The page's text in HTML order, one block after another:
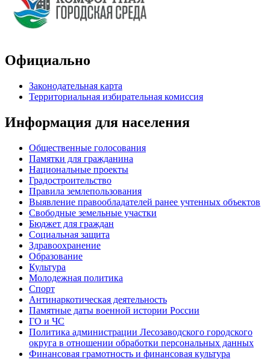
Официально
Законодательная карта
Территориальная избирательная комиссия
Информация для населения
Общественные голосования
Памятки для гражданина
Национальные проекты
Градостроительство
Правила землепользования
Выявление правообладателей ранее учтенных объектов
Свободные земельные участки
Бюджет для граждан
Социальная защита
Здравоохранение
Образование
Культура
Молодежная политика
Спорт
Антинаркотическая деятельность
Памятные даты военной истории России
ГО и ЧС
Политика администрации Лесозаводского городского
округа в отношении обработки персональных данных
Финансовая грамотность и финансовая культура